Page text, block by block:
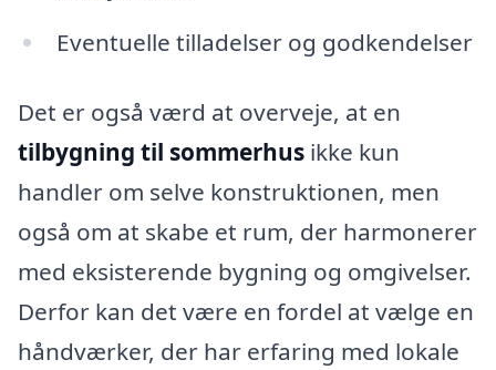
Eventuelle tilladelser og godkendelser
Det er også værd at overveje, at en
tilbygning til sommerhus ikke kun
handler om selve konstruktionen, men
også om at skabe et rum, der harmonerer
med eksisterende bygning og omgivelser.
Derfor kan det være en fordel at vælge en
håndværker, der har erfaring med lokale